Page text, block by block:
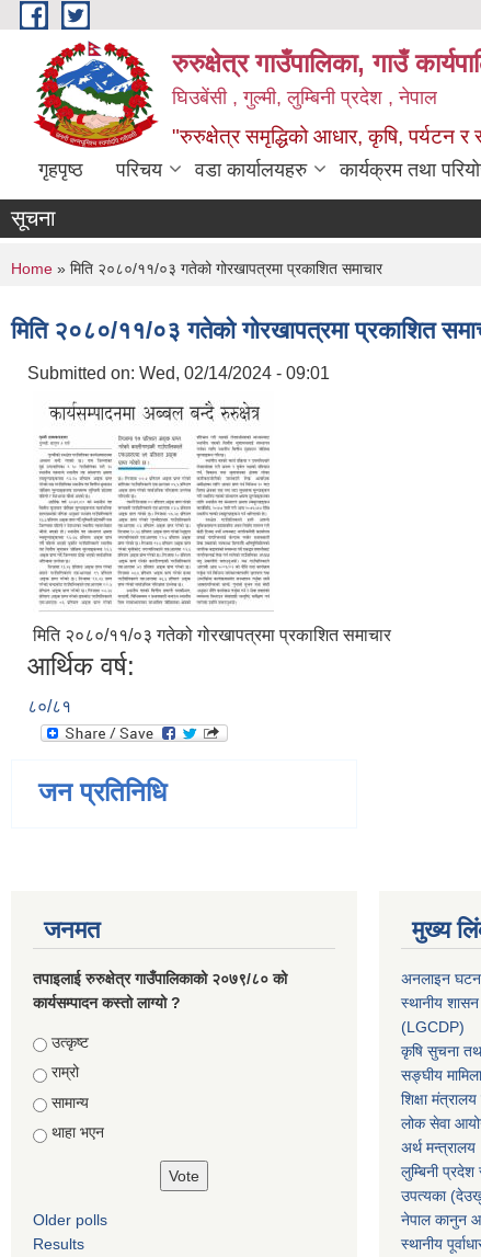
Skip to main content
रुरुक्षेत्र गाउँपालिका, गाउँ
घिउबेंसी , गुल्मी, लुम्बिनी प्रदेश , नेपाल
"रुरुक्षेत्र समृद्धिको आधार, कृषि, पर्यटन र
गृहपृष्ठ परिचय वडा कार्यालयहरु कार्यक्रम तथा
सूचना
You are here
Home » मिति २०८०/११/०३ गतेको गोरखापत्रमा प्रकाशित समाचार
मिति २०८०/११/०३ गतेको गोरखापत्रमा प्रकाशित
Submitted on: Wed, 02/14/2024 - 09:01
मिति २०८०/११/०३ गतेको गोरखापत्रमा प्रकाशित समाचार
आर्थिक वर्ष:
८०/८१
जन प्रतिनिधि
जनमत
तपाइलाई रुरुक्षेत्र गाउँपालिकाको २०७९/८० को
कार्यसम्पादन कस्तो लाग्यो ?
Choices
उत्कृष्ट
राम्रो
सामान्य
थाहा भएन
Older polls
Results
मुख्य
अनलाइन घटना
स्थानीय शासन
(LGCDP)
कृषि सुचना
सङ्घीय
शिक्षा मंत्रालय
लोक सेवा
अर्थ मन्त्रालय
लुम्बिनी प्रदेश
उपत्यका
नेपाल कानुन
स्थानीय